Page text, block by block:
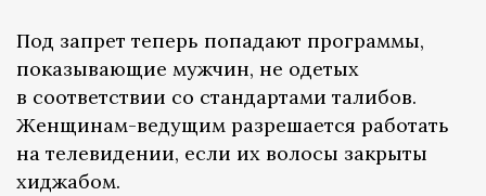
Под запрет теперь попадают программы,
показывающие мужчин, не одетых
в соответствии со стандартами талибов.
Женщинам-ведущим разрешается работать
на телевидении, если их волосы закрыты
хиджабом.